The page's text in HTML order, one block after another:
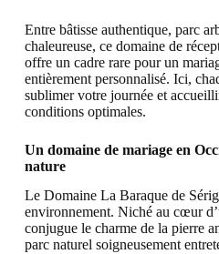
Entre bâtisse authentique, parc
chaleureuse, ce domaine de
offre un cadre rare pour un
entièrement personnalisé. Ici,
sublimer votre journée et
conditions optimales.
Un domaine de mariage en
nature
Le Domaine La Baraque de
environnement. Niché au cœur
conjugue le charme de la pierre
parc naturel soigneusement